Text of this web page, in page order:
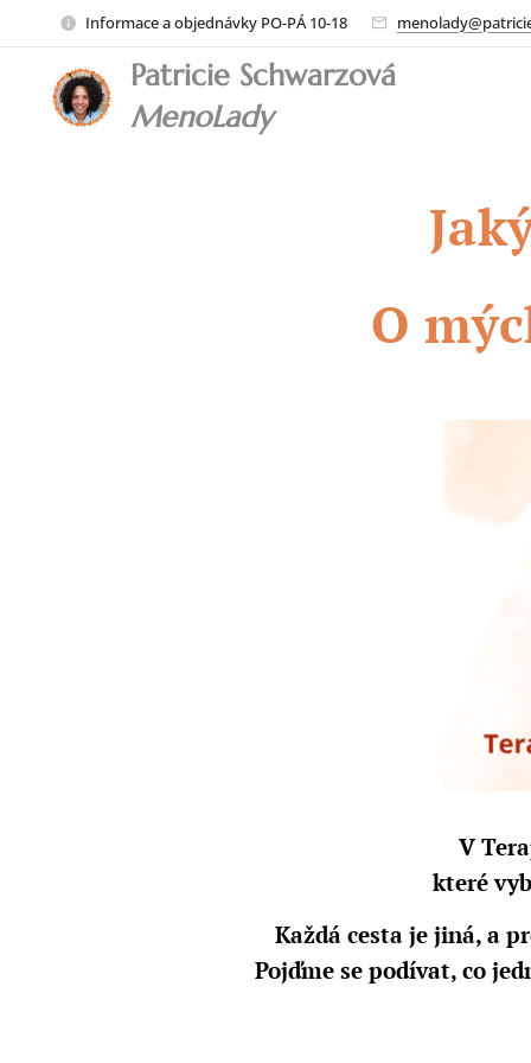
Informace a objednávky PO-PÁ 10-18
Patricie Schwarzová
MenoLady
O
V
které
Každá cesta je jiná, a
Pojďme se podívat, co